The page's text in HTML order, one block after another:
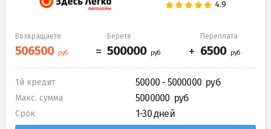
Возвращаете Берете Переплата
1й кредит 50000 - 5000000
Макс. сумма 5000000
Срок 1-30 дней